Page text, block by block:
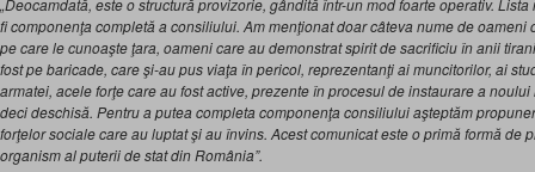
„Deocamdată, este o structură provizorie, gândită într-un mod foarte operativ.
fi componenţa completă a consiliului. Am menţionat doar câteva nume de oameni
pe care le cunoaşte ţara, oameni care au demonstrat spirit de sacrificiu în anii
fost pe baricade, care şi-au pus viaţa în pericol, reprezentanţi ai muncitorilor, ai
armatei, acele forţe care au fost active, prezente în procesul de instaurare a
deci deschisă. Pentru a putea completa componenţa consiliului aşteptăm
forţelor sociale care au luptat şi au învins. Acest comunicat este o primă formă de
organism al puterii de stat din România”.